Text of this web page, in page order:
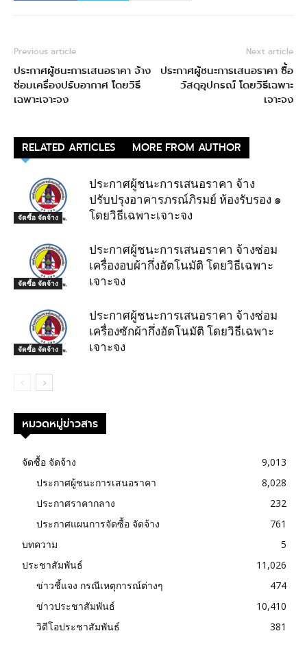
Previous article
ประกาศผู้ชนะการเสนอราคา จ้าง
ซ่อมเครื่องปรับอากาศ โดยวิธี
เฉพาะเจาะจง
Next article
ประกาศผู้ชนะการเสนอราคา ซื้อ
วัสดุอุปกรณ์ โดยวิธีเฉพาะ
เจาะจง
RELATED ARTICLES MORE FROM AUTHOR
จัดซื้อ จัดจ้าง
ประกาศผู้ชนะการเสนอราคา จ้าง
ปรับปรุงอาคารภรณ์ภิรมย์ ห้องรับรอง ๑
โดยวิธีเฉพาะเจาะจง
จัดซื้อ จัดจ้าง
ประกาศผู้ชนะการเสนอราคา จ้างซ่อม
เครื่องอบผ้ากึ่งอัตโนมัติ โดยวิธีเฉพาะ
เจาะจง
จัดซื้อ จัดจ้าง
ประกาศผู้ชนะการเสนอราคา จ้างซ่อม
เครื่องซักผ้ากึ่งอัตโนมัติ โดยวิธีเฉพาะ
เจาะจง
หมวดหมู่ข่าวสาร
จัดซื้อ จัดจ้าง
9,013
ประกาศผู้ชนะการเสนอราคา
8,028
ประกาศราคากลาง
232
ประกาศแผนการจัดซื้อ จัดจ้าง
761
บทความ
5
ประชาสัมพันธ์
11,026
ข่าวชี้แจง กรณีเหตุการณ์ต่างๆ
474
ข่าวประชาสัมพันธ์
10,410
วิดีโอประชาสัมพันธ์
381